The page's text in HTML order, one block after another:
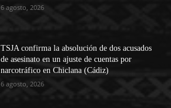
6 agosto, 2026
TSJA confirma la absolución de dos acusados
de asesinato en un ajuste de cuentas por
narcotráfico en Chiclana (Cádiz)
6 agosto, 2026